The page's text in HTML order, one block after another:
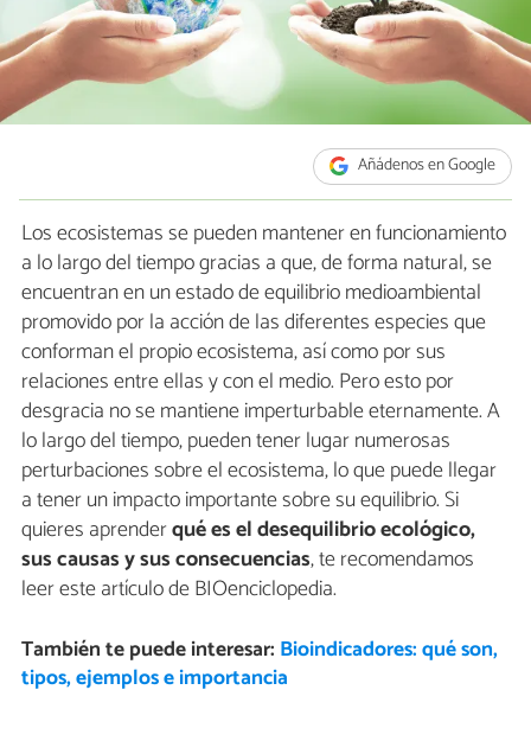
Añádenos en Google
Los ecosistemas se pueden mantener en funcionamiento
a lo largo del tiempo gracias a que, de forma natural, se
encuentran en un estado de equilibrio medioambiental
promovido por la acción de las diferentes especies que
conforman el propio ecosistema, así como por sus
relaciones entre ellas y con el medio. Pero esto por
desgracia no se mantiene imperturbable eternamente. A
lo largo del tiempo, pueden tener lugar numerosas
perturbaciones sobre el ecosistema, lo que puede llegar
a tener un impacto importante sobre su equilibrio. Si
quieres aprenderqué es el desequilibrio ecológico,
sus causas y sus consecuencias, te recomendamos
leer este artículo de BIOenciclopedia.
También te puede interesar: Bioindicadores: qué son,
tipos, ejemplos e importancia